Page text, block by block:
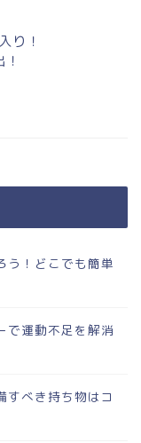
り！
う！どこでも簡単
で運動不足を解消
すべき持ち物はコ